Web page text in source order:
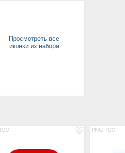
Просмотреть все
иконки из набора
ICO PNG ICO